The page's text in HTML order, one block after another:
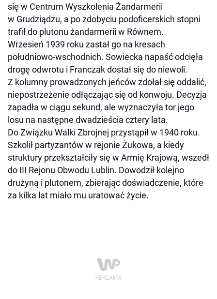
się w Centrum Wyszkolenia Żandarmerii
w Grudziądzu, a po zdobyciu podoficerskich stopni
trafił do plutonu żandarmerii w Równem.
Wrzesień 1939 roku zastał go na kresach
południowo-wschodnich. Sowiecka napaść odcięła
drogę odwrotu i Franczak dostał się do niewoli.
Z kolumny prowadzonych jeńców zdołał się oddalić,
niepostrzeżenie odłączając się od konwoju. Decyzja
zapadła w ciągu sekund, ale wyznaczyła tor jego
losu na następne dwadzieścia cztery lata.
Do Związku Walki Zbrojnej przystąpił w 1940 roku.
Szkolił partyzantów w rejonie Żukowa, a kiedy
struktury przekształciły się w Armię Krajową, wszedł
do III Rejonu Obwodu Lublin. Dowodził kolejno
drużyną i plutonem, zbierając doświadczenie, które
za kilka lat miało mu uratować życie.